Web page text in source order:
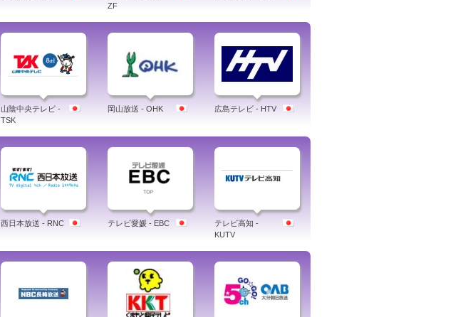
ZF
山陰中央テレビ -
TSK
岡山放送 - OHK 広島テレビ - HTV
西日本放送 - RNC テレビ愛媛 - EBC
テレビ高知 -
KUTV